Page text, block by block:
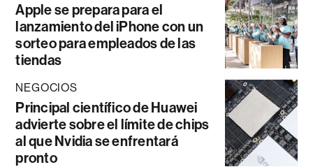
Apple se prepara para el
lanzamiento del iPhone con un
sorteo para empleados de las
tiendas
NEGOCIOS
Principal científico de Huawei
advierte sobre el límite de chips
al que Nvidia se enfrentará
pronto